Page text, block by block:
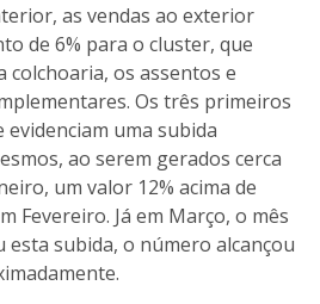
as vendas ao exterior
de 6% para o cluster, que
os assentos e
Os três primeiros
uma subida
ao serem gerados cerca
um valor 12% acima de
Fevereiro. Já em Março, o mês
subida, o número alcançou